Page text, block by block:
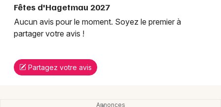
Fêtes d'Hagetmau 2027
Aucun avis pour le moment. Soyez le premier à
partager votre avis !
Partagez votre avis